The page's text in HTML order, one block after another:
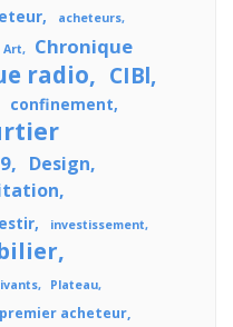
acheteurs
Art
Chronique
radio CIBl
confinement
Design
investissement
Plateau
premier acheteur